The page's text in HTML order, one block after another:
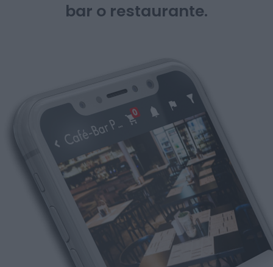
bar o restaurante.